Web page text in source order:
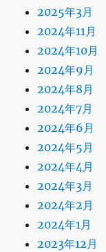
2025年3月
2024年11月
2024年10月
2024年9月
2024年8月
2024年7月
2024年6月
2024年5月
2024年4月
2024年3月
2024年2月
2024年1月
2023年12月